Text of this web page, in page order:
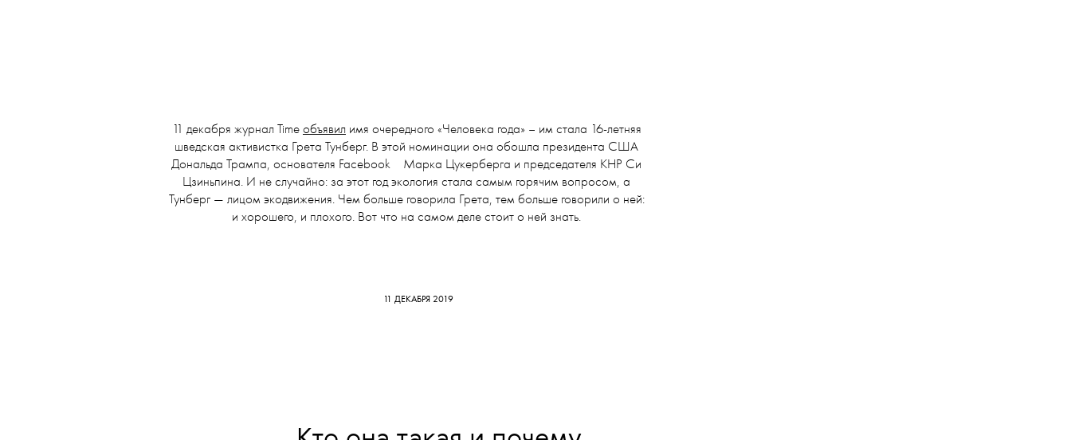
11 декабря журнал Time объявилимя очередного «Человека года» – им стала 16-летняя
шведская активистка Грета Тунберг. В этой номинации она обошла президента США
Дональда Трампа, основателя Facebook
Марка Цукерберга и председателя КНР Си
Цзиньпина. И не случайно: за этот год экология стала самым горячим вопросом, а
Тунберг — лицом экодвижения. Чем больше говорила Грета, тем больше говорили о ней:
и хорошего, и плохого. Вот что на самом деле стоит о ней знать.
11 ДЕКАБРЯ 2019